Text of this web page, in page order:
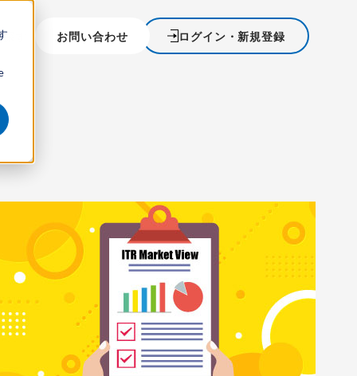
す お問い合わせ ログイン・新規登録